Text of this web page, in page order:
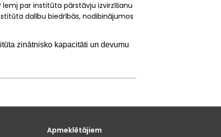
par institūta pārstāvju izvirzīšanu
dalību biedrībās, nodibinājumos
zinātnisko kapacitāti un devumu
Apmeklētājiem